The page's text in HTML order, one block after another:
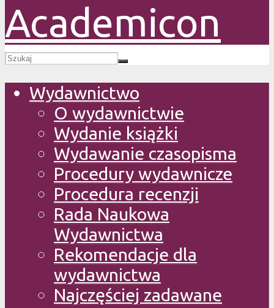
Wydawnictwo
O wydawnictwie
Wydanie książki
Wydawanie czasopisma
Procedury wydawnicze
Procedura recenzji
Rada Naukowa
Wydawnictwa
Rekomendacje dla
wydawnictwa
Najczęściej zadawane